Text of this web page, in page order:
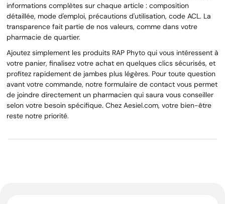
informations complètes sur chaque article : composition
détaillée, mode d'emploi, précautions d'utilisation, code ACL. La
transparence fait partie de nos valeurs, comme dans votre
pharmacie de quartier.
Ajoutez simplement les produits RAP Phyto qui vous intéressent à
votre panier, finalisez votre achat en quelques clics sécurisés, et
profitez rapidement de jambes plus légères. Pour toute question
avant votre commande, notre formulaire de contact vous permet
de joindre directement un pharmacien qui saura vous conseiller
selon votre besoin spécifique. Chez Aesiel.com, votre bien-être
reste notre priorité.